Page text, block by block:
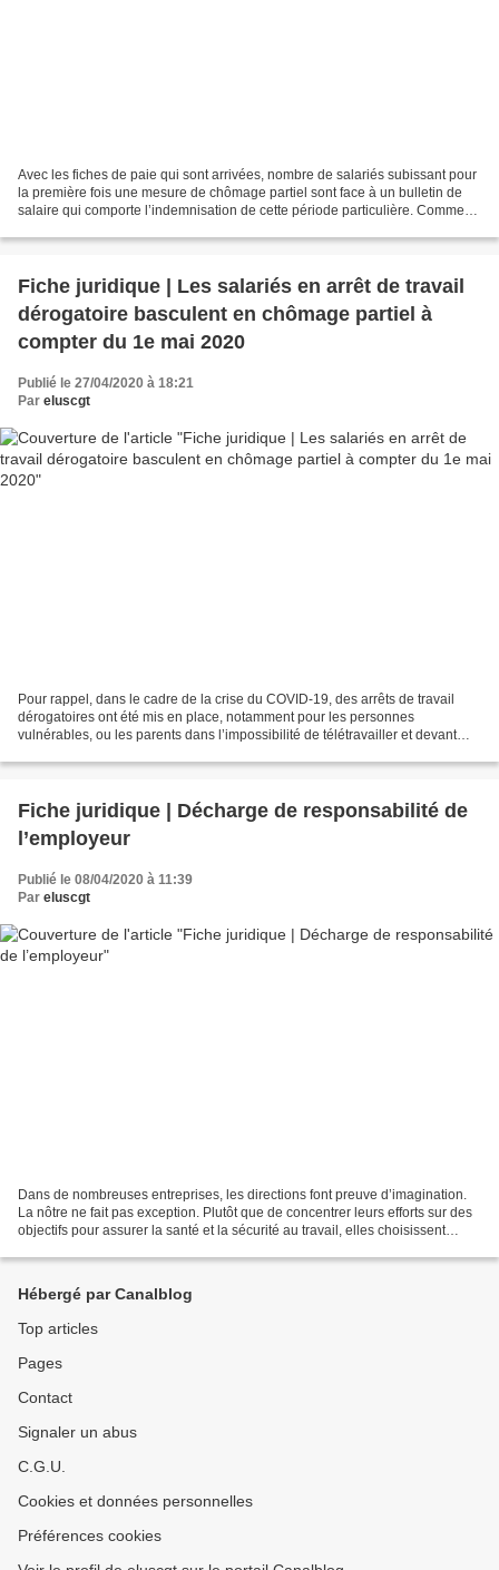
Avec les fiches de paie qui sont arrivées, nombre de salariés subissant pour
la première fois une mesure de chômage partiel sont face à un bulletin de
salaire qui comporte l’indemnisation de cette période particulière. Comme
Fiche juridique | Les salariés en arrêt de travail
dérogatoire basculent en chômage partiel à
compter du 1e mai 2020
Publié le 27/04/2020 à 18:21
Par eluscgt
Pour rappel, dans le cadre de la crise du COVID-19, des arrêts de travail
dérogatoires ont été mis en place, notamment pour les personnes
vulnérables, ou les parents dans l’impossibilité de télétravailler et devant
Fiche juridique | Décharge de responsabilité de
l’employeur
Publié le 08/04/2020 à 11:39
Par eluscgt
Dans de nombreuses entreprises, les directions font preuve d’imagination.
La nôtre ne fait pas exception. Plutôt que de concentrer leurs efforts sur des
objectifs pour assurer la santé et la sécurité au travail, elles choisissent
Hébergé par Canalblog
Top articles
Pages
Contact
Signaler un abus
C.G.U.
Cookies et données personnelles
Préférences cookies